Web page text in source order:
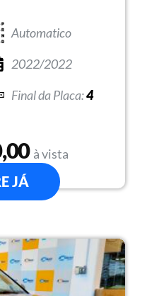
Automatico
2022/2022
4
à vista
JÁ